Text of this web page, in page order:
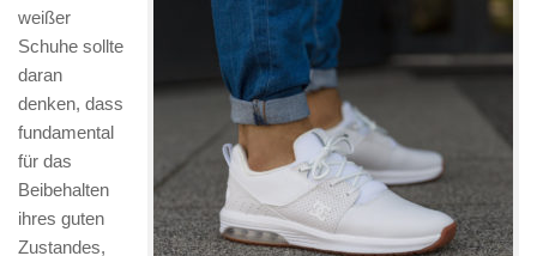
weißer
Schuhe sollte
daran
denken, dass
fundamental
für das
Beibehalten
ihres guten
Zustandes,